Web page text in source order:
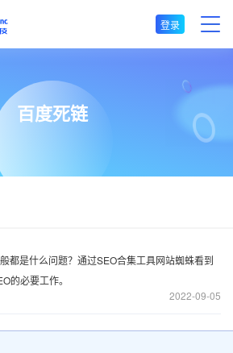
登录
百度死链
09-05
2022
都是什么问题？通过SEO合集工具网站蜘蛛看到
的必要工作。